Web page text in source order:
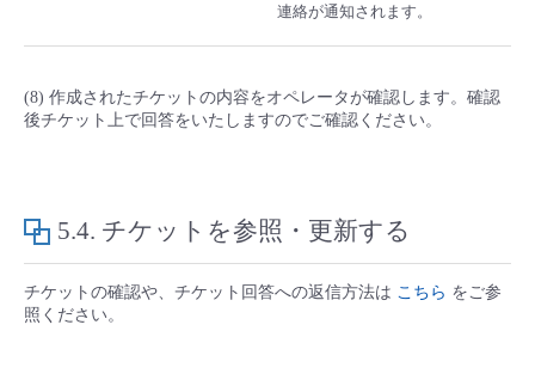
連絡が通知されます。
(8) 作成されたチケットの内容をオペレータが確認します。確認
後チケット上で回答をいたしますのでご確認ください。
5.4. チケットを参照・更新する
チケットの確認や、チケット回答への返信方法は こちら をご参
照ください。